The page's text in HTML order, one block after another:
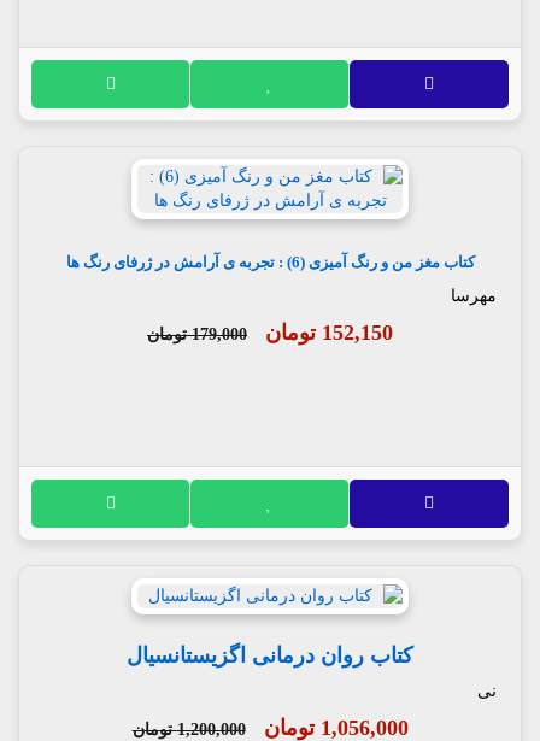
کتاب مغز من و رنگ آمیزی (6) : تجربه ی آرامش در ژرفای رنگ ها
مهرسا
152,150 تومان 179,000 تومان
کتاب روان درمانی اگزیستانسیال
نی
1,056,000 تومان 1,200,000 تومان